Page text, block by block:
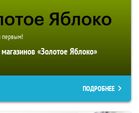
первым!
«Золотое Яблоко»
ПОДРОБНЕЕ